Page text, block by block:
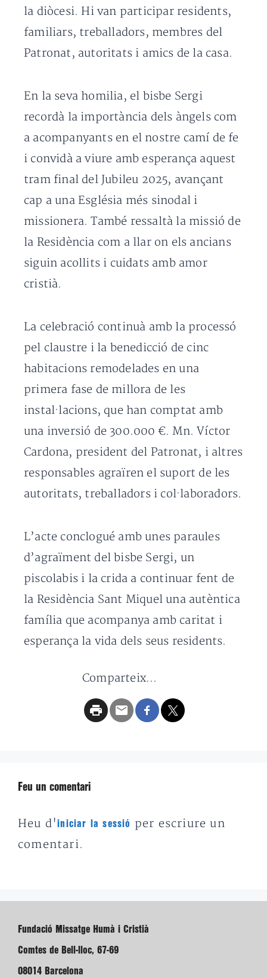
la diòcesi. Hi van participar residents,
familiars, treballadors, membres del
Patronat, autoritats i amics de la casa.
En la seva homilia, el bisbe Sergi
recordà la importància dels àngels com
a acompanyants en el nostre camí de fe
i convidà a viure amb esperança aquest
tram final del Jubileu 2025, avançant
cap a una Església més sinodal i
missionera. També ressaltà la missió de
la Residència com a llar on els ancians
siguin acollits i cuidats amb amor
cristià.
La celebració continuà amb la processó
pel claustre i la benedicció de cinc
habitacions remodelades en una
primera fase de millora de les
instal·lacions, que han comptat amb
una inversió de 300.000 €. Mn. Víctor
Cardona, president del Patronat, i altres
responsables agraïren el suport de les
autoritats, treballadors i col·laboradors.
L’acte conclogué amb unes paraules
d’agraïment del bisbe Sergi, un
piscolabis i la crida a continuar fent de
la Residència Sant Miquel una autèntica
família que acompanya amb caritat i
esperança la vida dels seus residents.
Comparteix...
Feu un comentari
Heu d'iniciar la sessió
per escriure un
comentari.
Fundació Missatge Humà i Cristià
Comtes de Bell-lloc, 67-69
08014 Barcelona